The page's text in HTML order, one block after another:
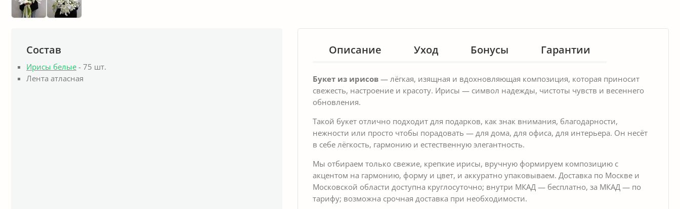
Состав
Ирисы белые - 75 шт.
Лента атласная
Описание Уход Бонусы Гарантии
Букет из ирисов — лёгкая, изящная и вдохновляющая композиция, которая приносит
свежесть, настроение и красоту. Ирисы — символ надежды, чистоты чувств и весеннего
обновления.
Такой букет отлично подходит для подарков, как знак внимания, благодарности,
нежности или просто чтобы порадовать — для дома, для офиса, для интерьера. Он несёт
в себе лёгкость, гармонию и естественную элегантность.
Мы отбираем только свежие, крепкие ирисы, вручную формируем композицию с
акцентом на гармонию, форму и цвет, и аккуратно упаковываем. Доставка по Москве и
Московской области доступна круглосуточно; внутри МКАД — бесплатно, за МКАД — по
тарифу; возможна срочная доставка при необходимости.